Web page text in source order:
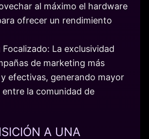
al máximo el hardware
ofrecer un rendimiento
La exclusividad
de marketing más
efectivas, generando mayor
la comunidad de
A UNA